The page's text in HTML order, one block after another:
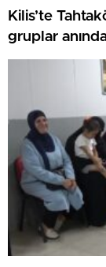
Kilis’te
gruplar